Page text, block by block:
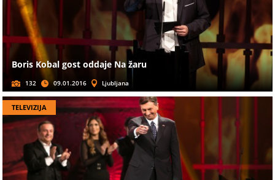
Boris Kobal gost oddaje Na žaru
132 09.01.2016 Ljubljana
TELEVIZIJA